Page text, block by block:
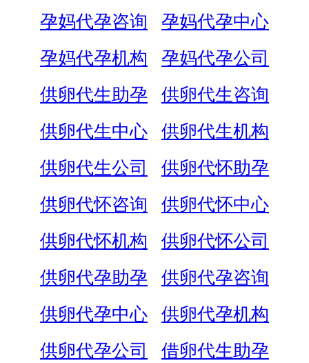
孕妈代孕咨询
孕妈代孕中心
孕妈代孕机构
孕妈代孕公司
供卵代生助孕
供卵代生咨询
供卵代生中心
供卵代生机构
供卵代生公司
供卵代怀助孕
供卵代怀咨询
供卵代怀中心
供卵代怀机构
供卵代怀公司
供卵代孕助孕
供卵代孕咨询
供卵代孕中心
供卵代孕机构
供卵代孕公司
借卵代生助孕